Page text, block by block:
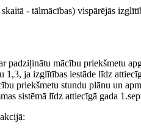
- tālmācības) vispārējās
padziļinātu mācību priekšmetu
ja izglītības iestāde līdz
priekšmetu stundu plānu un
sistēmā līdz attiecīgā gada